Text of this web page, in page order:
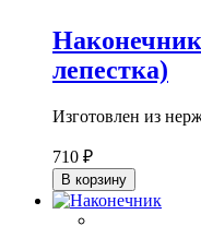
лепестка)
Изготовлен из
710 ₽
В корзину